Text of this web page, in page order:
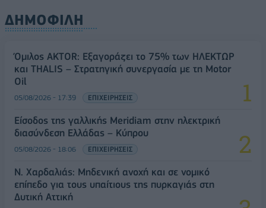
ΔΗΜΟΦΙΛΗ
Όμιλος AKTOR: Εξαγοράζει το 75% των ΗΛΕΚΤΩΡ
και THALIS – Στρατηγική συνεργασία με τη Motor
Oil
05/08/2026 - 17:39 ΕΠΙΧΕΙΡΗΣΕΙΣ
Είσοδος της γαλλικής Meridiam στην ηλεκτρική
διασύνδεση Ελλάδας – Κύπρου
05/08/2026 - 18:06 ΕΠΙΧΕΙΡΗΣΕΙΣ
Ν. Χαρδαλιάς: Μηδενική ανοχή και σε νομικό
επίπεδο για τους υπαίτιους της πυρκαγιάς στη
Δυτική Αττική